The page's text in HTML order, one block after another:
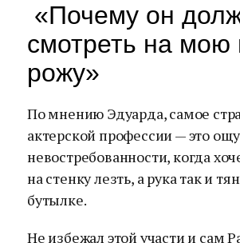
«Почему он
смотреть на мою
рожу»
По мнению Эдуарда, самое
актерской профессии — это
невостребованности, когда
на стенку лезть, а рука так и
бутылке.
Не избежал этой участи и сам